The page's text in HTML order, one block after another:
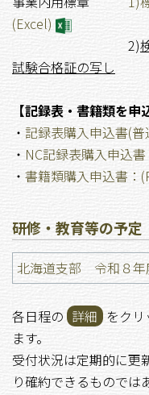
(Excel)
2)
試験合格証の写し
【記録表・書籍類を申
・ 記録表購入申込書(普
・ NC記録表購入申込書
・ 書籍類購入申込書：
研修・教育等の予定
北海道支部 令和８
各日程の 詳細 をクリ
ます。
受付状況は定期的に更
り確約できるものでは